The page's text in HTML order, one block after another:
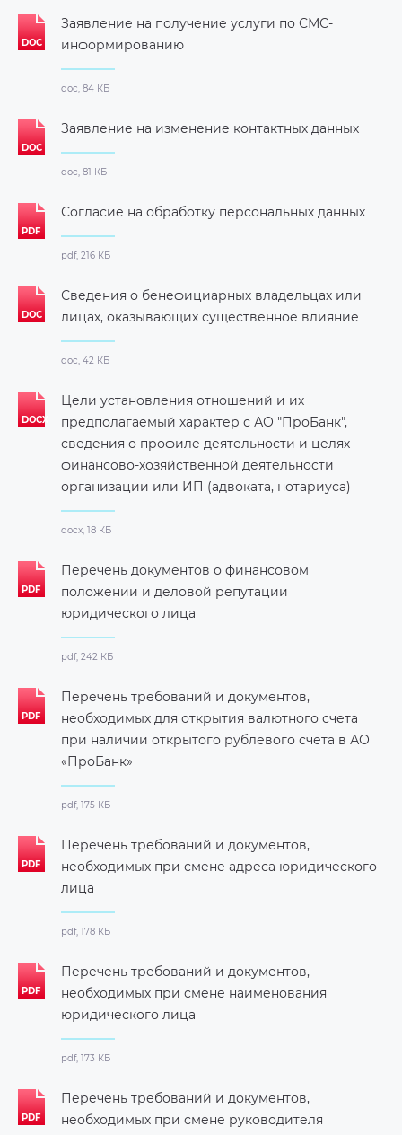
Заявление на получение услуги по СМС-
информированию
doc, 84 КБ
Заявление на изменение контактных данных
doc, 81 КБ
Согласие на обработку персональных данных
pdf, 216 КБ
Сведения о бенефициарных владельцах или
лицах, оказывающих существенное влияние
doc, 42 КБ
Цели установления отношений и их
предполагаемый характер с АО "ПроБанк",
сведения о профиле деятельности и целях
финансово-хозяйственной деятельности
организации или ИП (адвоката, нотариуса)
docx, 18 КБ
Перечень документов о финансовом
положении и деловой репутации
юридического лица
pdf, 242 КБ
Перечень требований и документов,
необходимых для открытия валютного счета
при наличии открытого рублевого счета в АО
«ПроБанк»
pdf, 175 КБ
Перечень требований и документов,
необходимых при смене адреса юридического
лица
pdf, 178 КБ
Перечень требований и документов,
необходимых при смене наименования
юридического лица
pdf, 173 КБ
Перечень требований и документов,
необходимых при смене руководителя